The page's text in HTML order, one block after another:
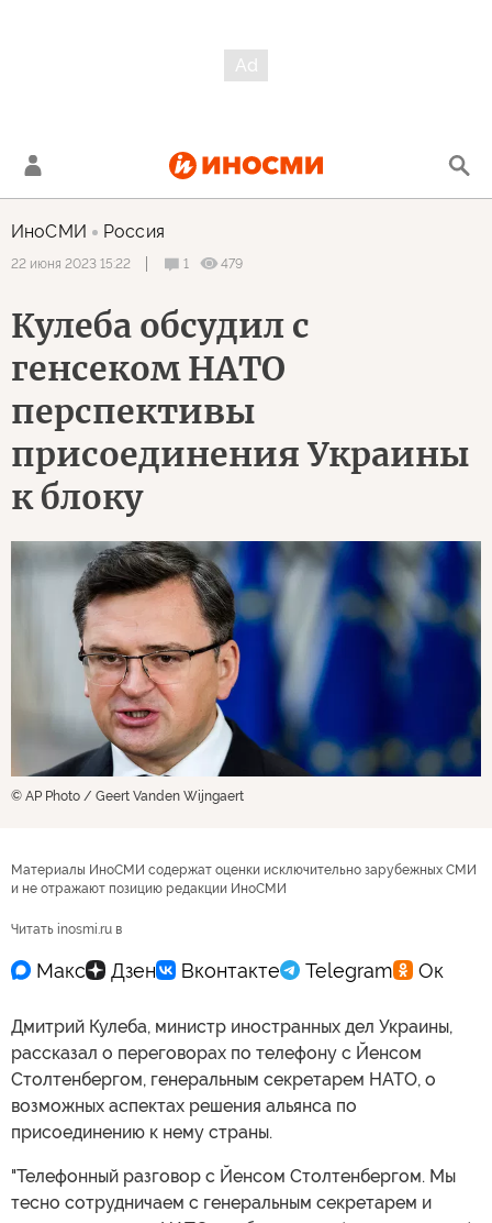
ИноСМИ Россия
22 июня 2023 15:22 1 479
Кулеба обсудил с
генсеком НАТО
перспективы
присоединения Украины
к блоку
© AP Photo / Geert Vanden Wijngaert
Материалы ИноСМИ содержат оценки исключительно зарубежных СМИ
и не отражают позицию редакции ИноСМИ
Читать inosmi.ru в
Дмитрий Кулеба, министр иностранных дел Украины,
рассказал о переговорах по телефону с Йенсом
Столтенбергом, генеральным секретарем НАТО, о
возможных аспектах решения альянса по
присоединению к нему страны.
"Телефонный разговор с Йенсом Столтенбергом. Мы
тесно сотрудничаем с генеральным секретарем и